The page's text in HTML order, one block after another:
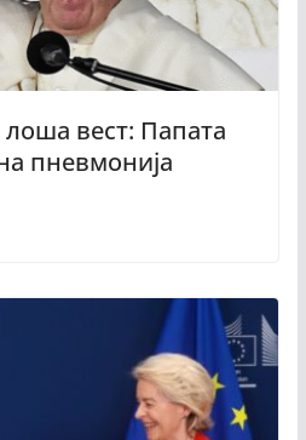
лоша вест: Папата
пневмонија